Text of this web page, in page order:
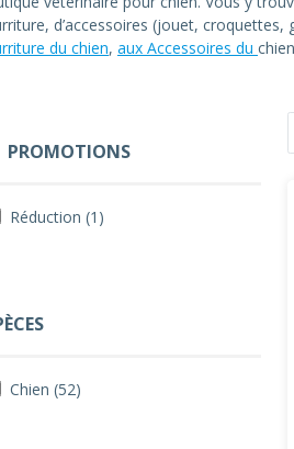
d’accessoires (jouet,
du chien, aux Accessoires du
PROMOTIONS
Réduction (1)
Chien (52)